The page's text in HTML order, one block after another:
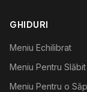
GHIDURI
Meniu Echilibrat
Meniu Pentru Slăbit
Meniu Pentru o